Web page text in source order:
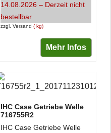
zzgl. Versand kg
14.08.2026 – Derzeit nicht
bestellbar
Mehr Infos
IHC Case Getriebe Welle
716755R2
IHC Case Getriebe Welle